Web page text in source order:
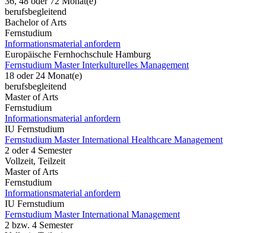
berufsbegleitend
Bachelor of Arts
Fernstudium
Informationsmaterial anfordern
Europäische Fernhochschule Hamburg
Fernstudium Master Interkulturelles Management
18 oder 24 Monat(e)
berufsbegleitend
Master of Arts
Fernstudium
Informationsmaterial anfordern
IU Fernstudium
Fernstudium Master International Healthcare Management
2 oder 4 Semester
Vollzeit, Teilzeit
Master of Arts
Fernstudium
Informationsmaterial anfordern
IU Fernstudium
Fernstudium Master International Management
2 bzw. 4 Semester